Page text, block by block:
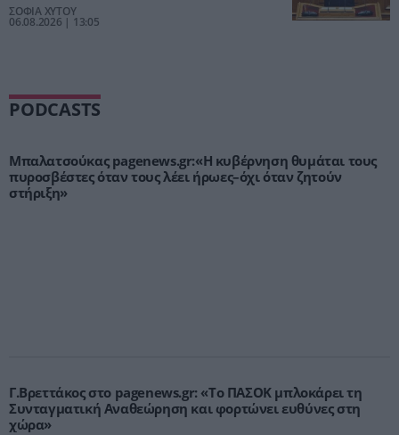
ΣΟΦΙΑ ΧΥΤΟΥ
06.08.2026 | 13:05
PODCASTS
Μπαλατσούκας pagenews.gr:«Η κυβέρνηση θυμάται τους
πυροσβέστες όταν τους λέει ήρωες–όχι όταν ζητούν
στήριξη»
Γ.Βρεττάκος στο pagenews.gr: «Το ΠΑΣΟΚ μπλοκάρει τη
Συνταγματική Αναθεώρηση και φορτώνει ευθύνες στη
χώρα»